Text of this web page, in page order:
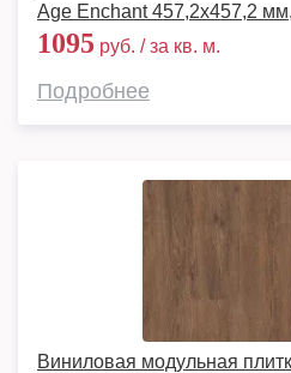
Age Enchant 457,2x457,2
1095 руб. / за кв. м.
Подробнее
Виниловая модульная